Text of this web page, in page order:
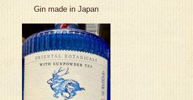
Gin made in Japan